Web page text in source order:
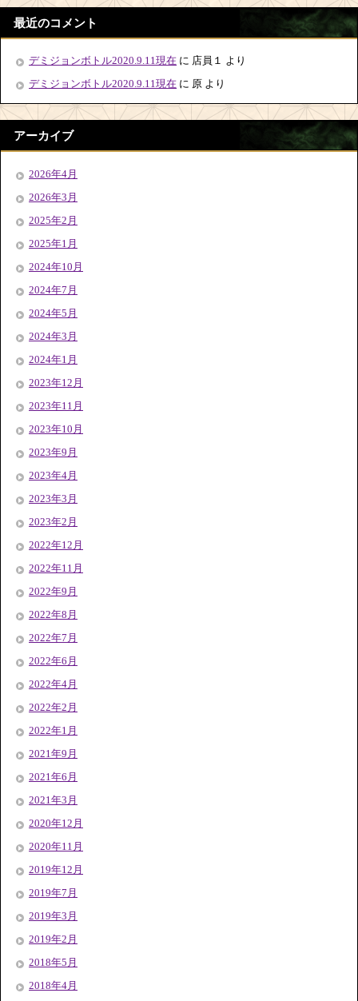
最近のコメント
デミジョンボトル2020.9.11現在 に 店員１ より
デミジョンボトル2020.9.11現在 に 原 より
アーカイブ
2026年4月
2026年3月
2025年2月
2025年1月
2024年10月
2024年7月
2024年5月
2024年3月
2024年1月
2023年12月
2023年11月
2023年10月
2023年9月
2023年4月
2023年3月
2023年2月
2022年12月
2022年11月
2022年9月
2022年8月
2022年7月
2022年6月
2022年4月
2022年2月
2022年1月
2021年9月
2021年6月
2021年3月
2020年12月
2020年11月
2019年12月
2019年7月
2019年3月
2019年2月
2018年5月
2018年4月